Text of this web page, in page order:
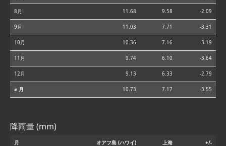
8月 11.68 9.58 -2.09
9月 11.03 7.71 -3.31
10月 10.36 7.16 -3.19
11月 9.74 6.10 -3.64
12月 9.13 6.33 -2.79
⌀ 月 10.73 7.17 -3.55
降雨量 (mm)
月 オアフ島 (ハワイ) 上海 +/-